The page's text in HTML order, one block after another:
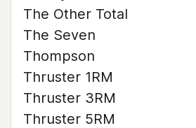
The Other Total
The Seven
Thompson
Thruster 1RM
Thruster 3RM
Thruster 5RM